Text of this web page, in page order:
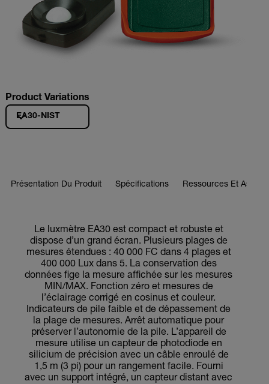
Product Variations
EA30-NIST
Présentation Du Produit Spécifications Ressources Et
Le luxmètre EA30 est compact et robuste et
dispose d’un grand écran. Plusieurs plages de
mesures étendues : 40 000 FC dans 4 plages et
400 000 Lux dans 5. La conservation des
données fige la mesure affichée sur les mesures
MIN/MAX. Fonction zéro et mesures de
l’éclairage corrigé en cosinus et couleur.
Indicateurs de pile faible et de dépassement de
la plage de mesures. Arrêt automatique pour
préserver l’autonomie de la pile. L’appareil de
mesure utilise un capteur de photodiode en
silicium de précision avec un câble enroulé de
1,5 m (3 pi) pour un rangement facile. Fourni
avec un support intégré, un capteur distant avec